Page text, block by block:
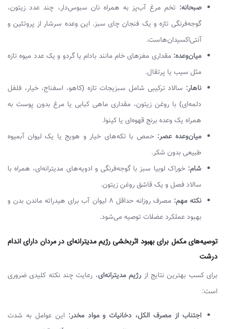
صبحانه: تخم مرغ آب‌پز به همراه نان سبوس‌دار، چند عدد زیتون،
گوجه‌فرنگی تازه و یک فنجان چای سبز. این وعده سرشار از پروتئین و
آنتی‌اکسیدان‌هاست.
میان‌وعده: مقداری مغزهای خام مانند بادام یا گردو و یک عدد میوه تازه
مثل سیب یا پرتقال.
ناهار: سالاد ترکیبی شامل سبزیجات تازه (کاهو، اسفناج، خیار، فلفل
دلمه‌ای) با روغن زیتون، مقداری ماهی کبابی یا مرغ بدون پوست به
همراه یک وعده برنج قهوه‌ای یا کینوا.
میان‌وعده عصر: حمص با تکه‌های خیار و هویج یا یک لیوان آبمیوه
طبیعی بدون شکر.
شام: خوراک لوبیا سبز با گوجه‌فرنگی و ادویه‌های مدیترانه‌ای، همراه با
سالاد فصل و یک قاشق روغن زیتون.
نکته مهم:
مصرف روزانه حداقل ۸ لیوان آب برای هیدراته ماندن بدن و
بهبود عملکرد عضلات توصیه می‌شود.
توصیه‌های مکمل برای بهبود اثربخشی رژیم مدیترانه‌ای در مردان دارای اندام
درشت
برای کسب بهترین نتایج از رژیم مدیترانه‌ای، رعایت چند نکته کلیدی ضروری
است:
اجتناب از مصرف الکل، دخانیات و مواد مخدر: این عوامل به شدت